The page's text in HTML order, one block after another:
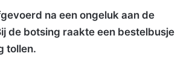
na een ongeluk aan de
de botsing raakte een bestelbusje
tollen.